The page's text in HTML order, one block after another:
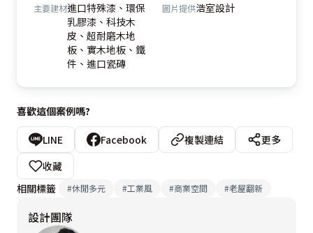
主要建材進口特殊漆、環保
乳膠漆、科技木
皮、超耐磨木地
板、實木地板、鐵
件、進口瓷磚
圖片提供浩室設計
喜歡這個案例嗎?
LINE Facebook 複製連結
更多
收藏
相關標籤
#休閒多元 #工業風 #商業空間 #老屋翻新
設計團隊